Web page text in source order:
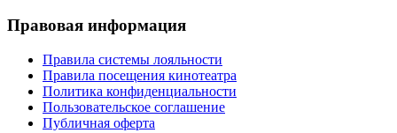
Правовая информация
Правила системы лояльности
Правила посещения кинотеатра
Политика конфиденциальности
Пользовательское соглашение
Публичная оферта